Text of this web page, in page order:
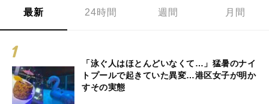
最新 24時間 週間 月間
「泳ぐ人はほとんどいなくて…」猛暑のナイ
トプールで起きていた異変…港区女子が明か
すその実態